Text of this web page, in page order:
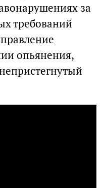
за
требований
опьянения,